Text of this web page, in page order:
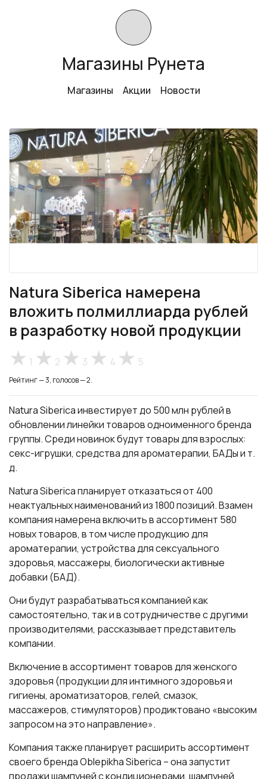
Магазины Рунета
Магазины Акции Новости
Natura Siberica намерена
вложить полмиллиарда рублей
в разработку новой продукции
1 2 3 4 5
Рейтинг — 3, голосов — 2.
Natura Siberica инвестирует до 500 млн рублей в
обновлении линейки товаров одноименного бренда
группы. Среди новинок будут товары для взрослых:
секс-игрушки, средства для ароматерапии, БАДы и т.
д.
Natura Siberica планирует отказаться от 400
неактуальных наименований из 1800 позиций. Взамен
компания намерена включить в ассортимент 580
новых товаров, в том числе продукцию для
ароматерапии, устройства для сексуального
здоровья, массажеры, биологически активные
добавки (БАД).
Они будут разрабатываться компанией как
самостоятельно, так и в сотрудничестве с другими
производителями, рассказывает представитель
компании.
Включение в ассортимент товаров для женского
здоровья (продукции для интимного здоровья и
гигиены, ароматизаторов, гелей, смазок,
массажеров, стимуляторов) продиктовано «высоким
запросом на это направление».
Компания также планирует расширить ассортимент
своего бренда Oblepikha Siberica – она запустит
продажи шампуней с кондиционерами, шампуней